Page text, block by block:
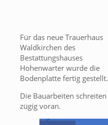
Für das neue Trauerhaus
Waldkirchen des
Bestattungshauses
Hohenwarter wurde die
Bodenplatte fertig gestellt.
Die Bauarbeiten schreiten
zügig voran.